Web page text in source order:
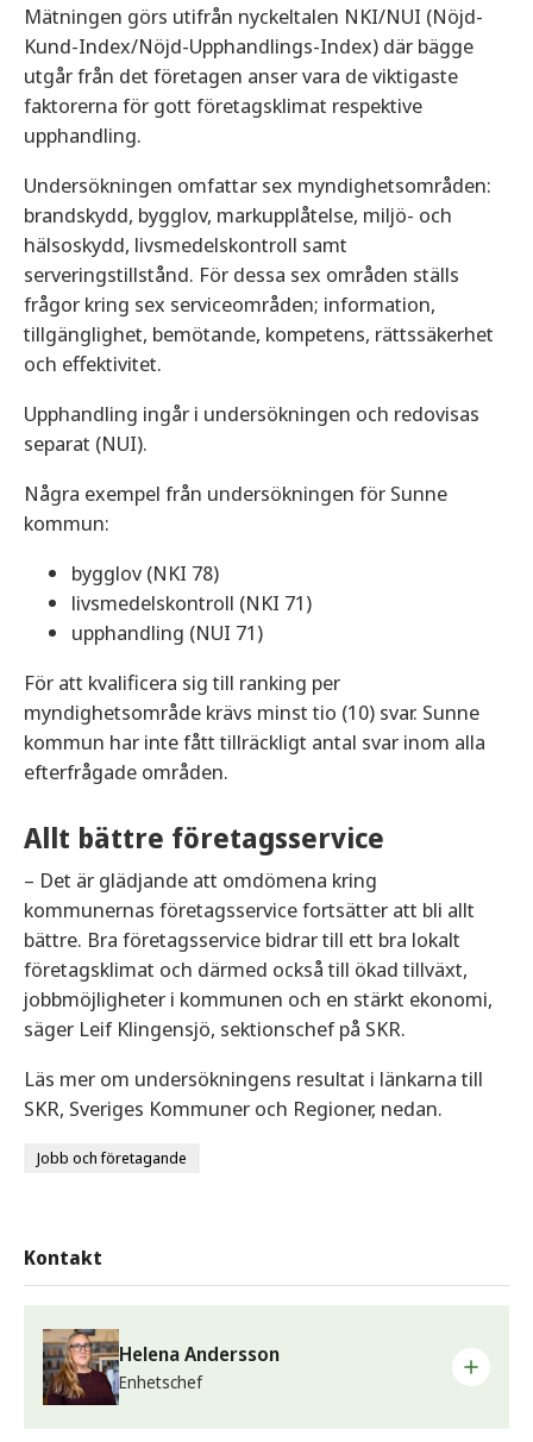
Mätningen görs utifrån nyckeltalen NKI/NUI (Nöjd-
Kund-Index/Nöjd-Upphandlings-Index) där bägge
utgår från det företagen anser vara de viktigaste
faktorerna för gott företagsklimat respektive
upphandling.
Undersökningen omfattar sex myndighetsområden:
brandskydd, bygglov, markupplåtelse, miljö- och
hälsoskydd, livsmedelskontroll samt
serveringstillstånd. För dessa sex områden ställs
frågor kring sex serviceområden; information,
tillgänglighet, bemötande, kompetens, rättssäkerhet
och effektivitet.
Upphandling ingår i undersökningen och redovisas
separat (NUI).
Några exempel från undersökningen för Sunne
kommun:
bygglov (NKI 78)
livsmedelskontroll (NKI 71)
upphandling (NUI 71)
För att kvalificera sig till ranking per
myndighetsområde krävs minst tio (10) svar. Sunne
kommun har inte fått tillräckligt antal svar inom alla
efterfrågade områden.
Allt bättre företagsservice
– Det är glädjande att omdömena kring
kommunernas företagsservice fortsätter att bli allt
bättre. Bra företagsservice bidrar till ett bra lokalt
företagsklimat och därmed också till ökad tillväxt,
jobbmöjligheter i kommunen och en stärkt ekonomi,
säger Leif Klingensjö, sektionschef på SKR.
Läs mer om undersökningens resultat i länkarna till
SKR, Sveriges Kommuner och Regioner, nedan.
Jobb och företagande
Kontakt
Helena Andersson
Enhetschef